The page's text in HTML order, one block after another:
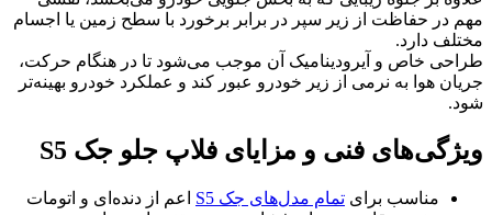
مهم در حفاظت از زیر سپر در برابر برخورد با سطح زمین یا اجسام
مختلف دارد.
طراحی خاص و آیرودینامیک آن موجب می‌شود تا در هنگام حرکت،
جریان هوا به نرمی از زیر خودرو عبور کند و عملکرد خودرو بهینه‌تر
شود.
ویژگی‌های فنی و مزایای فلاپ جلو جک S5
مناسب برای تمام مدل‌های جک S5
اعم از دنده‌ای و اتومات